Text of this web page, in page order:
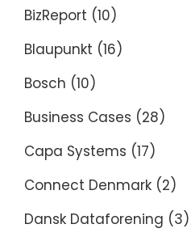
BizReport (10)
Blaupunkt (16)
Bosch (10)
Business Cases (28)
Capa Systems (17)
Connect Denmark (2)
Dansk Dataforening (3)